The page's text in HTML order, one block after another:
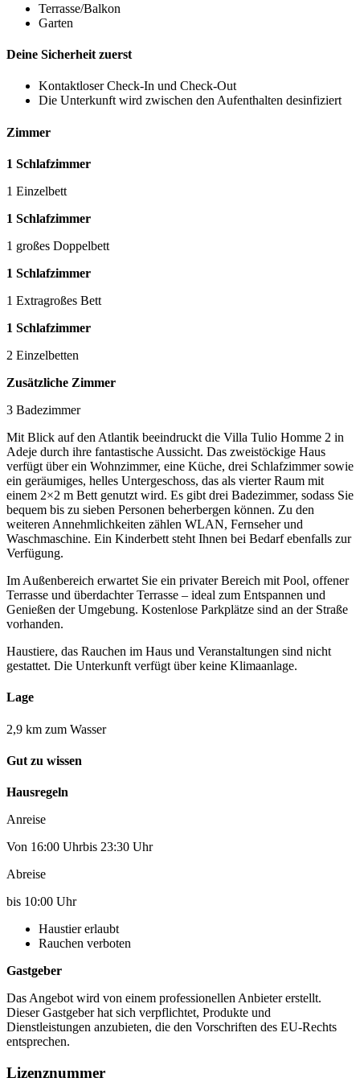
Terrasse/Balkon
Garten
Deine Sicherheit zuerst
Kontaktloser Check-In und Check-Out
Die Unterkunft wird zwischen den Aufenthalten desinfiziert
Zimmer
1 Schlafzimmer
1 Einzelbett
1 Schlafzimmer
1 großes Doppelbett
1 Schlafzimmer
1 Extragroßes Bett
1 Schlafzimmer
2 Einzelbetten
Zusätzliche Zimmer
3 Badezimmer
Mit Blick auf den Atlantik beeindruckt die Villa Tulio Homme 2 in
Adeje durch ihre fantastische Aussicht. Das zweistöckige Haus
verfügt über ein Wohnzimmer, eine Küche, drei Schlafzimmer sowie
ein geräumiges, helles Untergeschoss, das als vierter Raum mit
einem 2×2 m Bett genutzt wird. Es gibt drei Badezimmer, sodass Sie
bequem bis zu sieben Personen beherbergen können. Zu den
weiteren Annehmlichkeiten zählen WLAN, Fernseher und
Waschmaschine. Ein Kinderbett steht Ihnen bei Bedarf ebenfalls zur
Verfügung.
Im Außenbereich erwartet Sie ein privater Bereich mit Pool, offener
Terrasse und überdachter Terrasse – ideal zum Entspannen und
Genießen der Umgebung. Kostenlose Parkplätze sind an der Straße
vorhanden.
Haustiere, das Rauchen im Haus und Veranstaltungen sind nicht
gestattet. Die Unterkunft verfügt über keine Klimaanlage.
Lage
2,9 km zum Wasser
Gut zu wissen
Hausregeln
Anreise
Von 16:00 Uhrbis 23:30 Uhr
Abreise
bis 10:00 Uhr
Haustier erlaubt
Rauchen verboten
Gastgeber
Das Angebot wird von einem professionellen Anbieter erstellt.
Dieser Gastgeber hat sich verpflichtet, Produkte und
Dienstleistungen anzubieten, die den Vorschriften des EU-Rechts
entsprechen.
Lizenznummer